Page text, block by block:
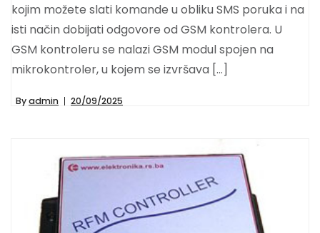
kojim možete slati komande u obliku SMS poruka i na
isti način dobijati odgovore od GSM kontrolera. U
GSM kontroleru se nalazi GSM modul spojen na
mikrokontroler, u kojem se izvršava […]
Byadmin 20/09/2025